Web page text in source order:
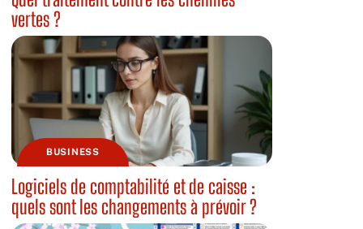
vertes ?
BUSINESS
Logiciels de comptabilité et de caisse :
quels sont les changements à prévoir ?